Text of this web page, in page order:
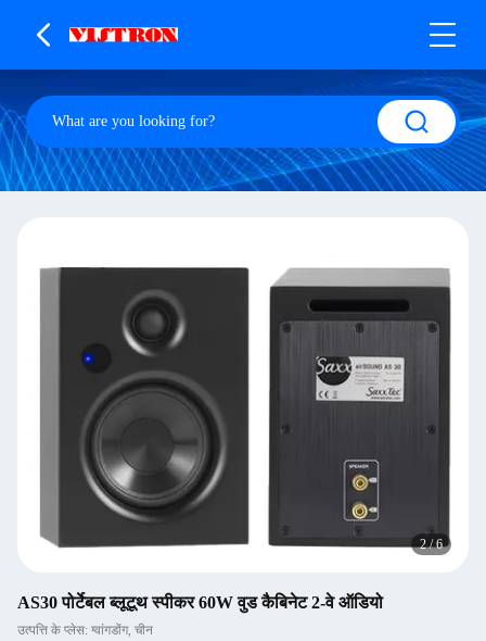
2/6
AS30 पोर्टेबल ब्लूटूथ स्पीकर 60W वुड कैबिनेट 2-वे ऑडियो
उत्पत्ति के प्लेस: ग्वांगडोंग, चीन